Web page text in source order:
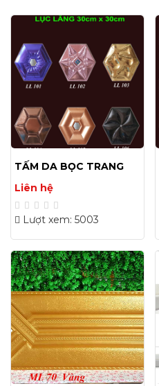
TẤM DA BỌC TRANG
TRÍ 30X30(CM)
Liên hệ
Lượt xem: 5003